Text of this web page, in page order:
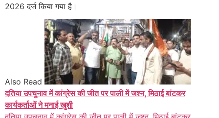
2026 दर्ज किया गया है।
Also Read
दतिया उपचुनाव में कांग्रेस की जीत पर पाली में जश्न, मिठाई बांटकर
कार्यकर्ताओं ने मनाई खुशी